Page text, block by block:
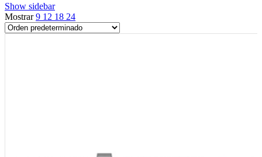
Show sidebar
Mostrar9 12 18 24